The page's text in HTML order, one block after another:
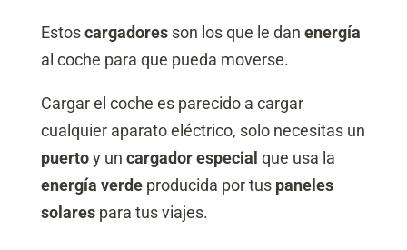
Estoscargadoresson los que le dan energía
al coche para que pueda moverse.
Cargar el coche es parecido a cargar
cualquier aparato eléctrico, solo necesitas un
puertoy un cargador especial que usa la
energía verdeproducida por tus paneles
solarespara tus viajes.